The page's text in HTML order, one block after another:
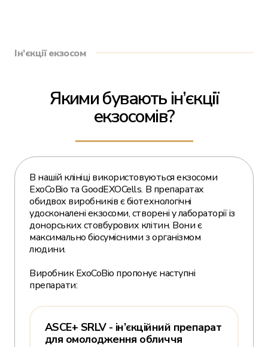
Ін’єкції екзосом
Якими бувають ін’єкції
екзосомів?
В нашій клініці використовуються екзосоми
ExoCoBio та GoodEXOCells. В препаратах
обидвох виробників є біотехнологічні
удосконалені екзосоми, створені у лабораторії із
донорських стовбурових клітин. Вони є
максимально біосумісними з організмом
людини.
Виробник ExoCoBio пропонує наступні
препарати:
ASCE+ SRLV - ін’єкційний препарат
для омолодження обличчя